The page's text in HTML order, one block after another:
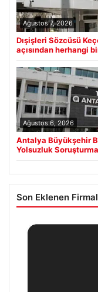
Ağustos 7, 2026
Dışişleri Sözcüsü
açısından herhangi
Ağustos 6, 2026
Antalya Büyükşehir
Yolsuzluk
Son Eklenen